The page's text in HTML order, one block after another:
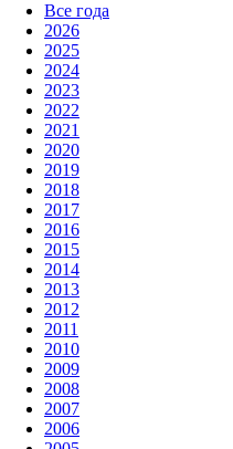
Все года
2026
2025
2024
2023
2022
2021
2020
2019
2018
2017
2016
2015
2014
2013
2012
2011
2010
2009
2008
2007
2006